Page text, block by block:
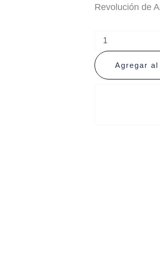
Revolución de
Agregar